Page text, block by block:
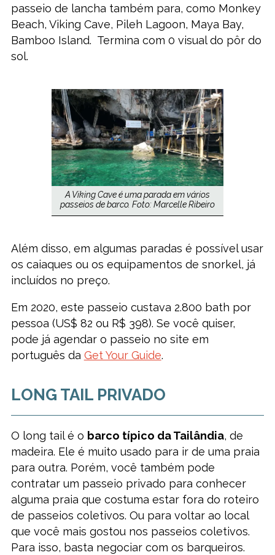
passeio de lancha também para, como Monkey
Beach, Viking Cave, Pileh Lagoon, Maya Bay,
Bamboo Island. Termina com 0 visual do pôr do
sol.
A Viking Cave é uma parada em vários
passeios de barco. Foto: Marcelle Ribeiro
Além disso, em algumas paradas é possível usar
os caiaques ou os equipamentos de snorkel, já
incluídos no preço.
Em 2020, este passeio custava 2.800 bath por
pessoa (US$ 82 ou R$ 398). Se você quiser,
pode já agendar o passeio no site em
português da Get Your Guide.
LONG TAIL PRIVADO
O long tail é o barco típico da Tailândia, de
madeira. Ele é muito usado para ir de uma praia
para outra. Porém, você também pode
contratar um passeio privado para conhecer
alguma praia que costuma estar fora do roteiro
de passeios coletivos. Ou para voltar ao local
que você mais gostou nos passeios coletivos.
Para isso, basta negociar com os barqueiros.